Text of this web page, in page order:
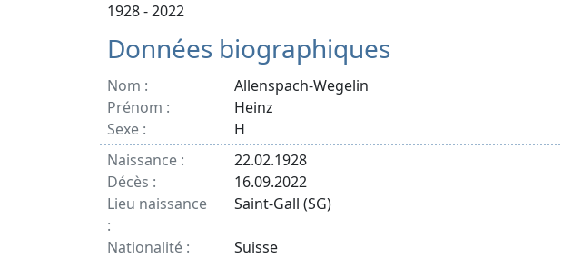
1928 - 2022
Données biographiques
Nom :
Allenspach-Wegelin
Prénom :
Heinz
Sexe :
H
Naissance :
22.02.1928
Décès :
16.09.2022
Lieu naissance
:
Saint-Gall (SG)
Nationalité :
Suisse